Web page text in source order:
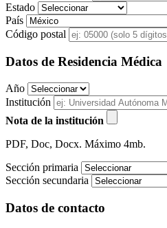
Estado
País
Código postal
Datos de Residencia Médica
Año
Institución
Nota de la institución
PDF, Doc, Docx. Máximo 4mb.
Sección primaria
Sección secundaria
Datos de contacto